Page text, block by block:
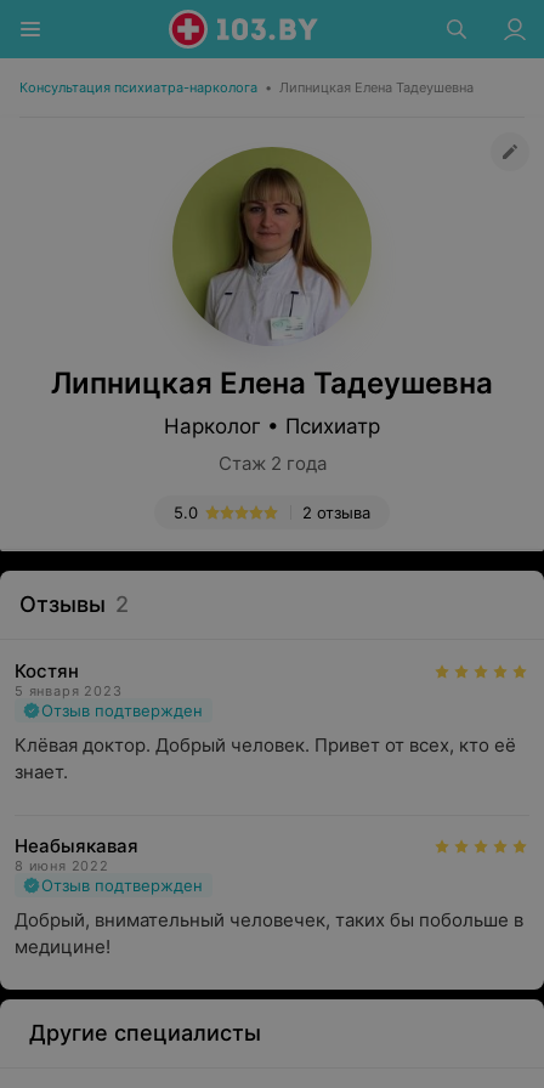
Консультация психиатра-нарколога • Липницкая Елена Тадеушевна
Липницкая Елена Тадеушевна
Нарколог • Психиатр
Стаж 2 года
2 отзыва
5.0
Отзывы 2
Костян
5 января 2023
Отзыв подтвержден
Клёвая доктор. Добрый человек. Привет от всех, кто её
знает.
Неабыякавая
8 июня 2022
Отзыв подтвержден
Добрый, внимательный человечек, таких бы побольше в
медицине!
Другие специалисты